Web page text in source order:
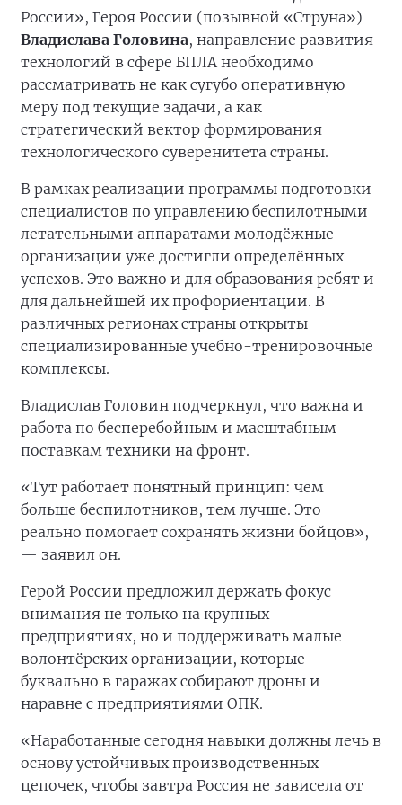
России», Героя России (позывной «Струна»)
Владислава Головина, направление развития
технологий в сфере БПЛА необходимо
рассматривать не как сугубо оперативную
меру под текущие задачи, а как
стратегический вектор формирования
технологического суверенитета страны.
В рамках реализации программы подготовки
специалистов по управлению беспилотными
летательными аппаратами молодёжные
организации уже достигли определённых
успехов. Это важно и для образования ребят и
для дальнейшей их профориентации. В
различных регионах страны открыты
специализированные учебно-тренировочные
комплексы.
Владислав Головин подчеркнул, что важна и
работа по бесперебойным и масштабным
поставкам техники на фронт.
«Тут работает понятный принцип: чем
больше беспилотников, тем лучше. Это
реально помогает сохранять жизни бойцов»,
— заявил он.
Герой России предложил держать фокус
внимания не только на крупных
предприятиях, но и поддерживать малые
волонтёрских организации, которые
буквально в гаражах собирают дроны и
наравне с предприятиями ОПК.
«Наработанные сегодня навыки должны лечь в
основу устойчивых производственных
цепочек, чтобы завтра Россия не зависела от